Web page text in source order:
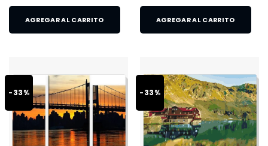
AGREGAR AL CARRITO AGREGAR AL CARRITO
-33% -33%